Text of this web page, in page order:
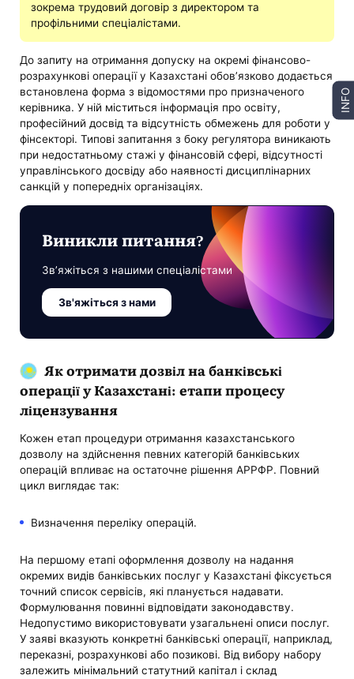
зокрема трудовий договір з директором та
профільними спеціалістами.
До запиту на отримання допуску на окремі фінансово-
розрахункові операції у Казахстані обов’язково додається
встановлена форма з відомостями про призначеного
керівника. У ній міститься інформація про освіту,
професійний досвід та відсутність обмежень для роботи у
фінсекторі. Типові запитання з боку регулятора виникають
при недостатньому стажі у фінансовій сфері, відсутності
управлінського досвіду або наявності дисциплінарних
санкцій у попередніх організаціях.
Виникли питання?
Зв’яжіться з нашими спеціалістами
Зв'яжіться з нами
Як отримати дозвіл на банківські
операції у Казахстані: етапи процесу
ліцензування
Кожен етап процедури отримання казахстанського
дозволу на здійснення певних категорій банківських
операцій впливає на остаточне рішення АРРФР. Повний
цикл виглядає так:
Визначення переліку операцій.
На першому етапі оформлення дозволу на надання
окремих видів банківських послуг у Казахстані фіксується
точний список сервісів, які планується надавати.
Формулювання повинні відповідати законодавству.
Недопустимо використовувати узагальнені описи послуг.
У заяві вказують конкретні банківські операції, наприклад,
переказні, розрахункові або позикові. Від вибору набору
залежить мінімальний статутний капітал і склад
INFO